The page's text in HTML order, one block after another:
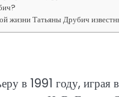
жизни Татьяны Друбич
в 1991 году, играя